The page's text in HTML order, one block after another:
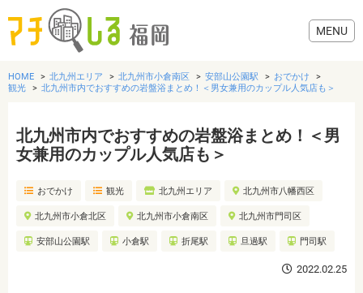
グルメ
美容・健康
歯医者・病院
HOME 北九州エリア 北九州市小倉南区 安部山公園駅
おでかけ
観光
北九州市内でおすすめの岩盤浴まとめ！＜男女兼用のカップル人気店も＞
北九州市内でおすすめの岩盤浴まとめ！＜男
女兼用のカップル人気店も＞
おでかけ 観光 北九州エリア 北九州市八幡西区
北九州市小倉北区 北九州市小倉南区 北九州市門司区
安部山公園駅 小倉駅 折尾駅 旦過駅 門司駅
2022.02.25